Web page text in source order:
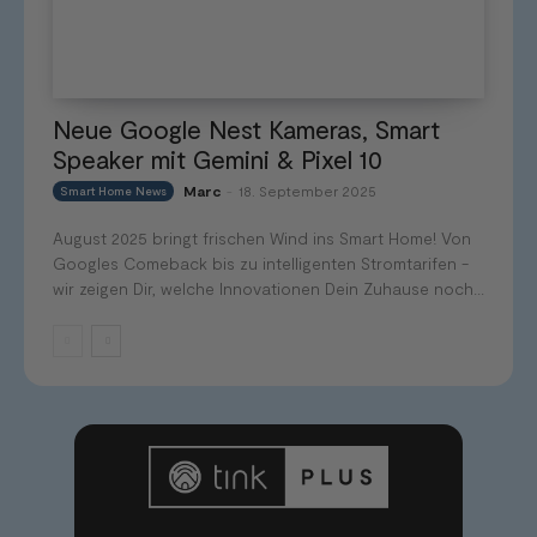
Neue Google Nest Kameras, Smart
Speaker mit Gemini & Pixel 10
Smart Home News Marc 18. September 2025
August 2025 bringt frischen Wind ins Smart Home! Von
Googles Comeback bis zu intelligenten Stromtarifen -
wir zeigen Dir, welche Innovationen Dein Zuhause noch...